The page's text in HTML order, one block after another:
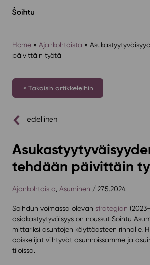
sisältöön
Home» Ajankohtaista »
päivittäin työtä
< Takaisin artikkeleihin
edellinen
tehdään päivittäin
Ajankohtaista Asuminen / 27.5.2024
Soihdun voimassa olevan strategian
asiakastyytyväisyys on noussut Soihtu
mittariksi asuntojen käyttöasteen rinnalle.
opiskelijat viihtyvät asunnoissamme ja
tiloissa.